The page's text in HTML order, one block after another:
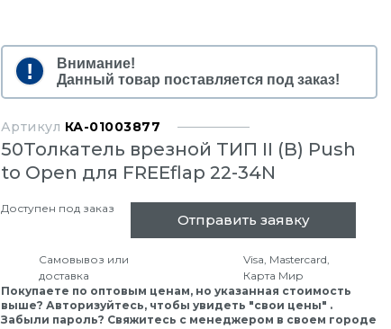
Внимание!
Данный товар поставляется под заказ!
Артикул КА-01003877
50Толкатель врезной ТИП II (В) Push
to Open для FREEflap 22-34N
Доступен под заказ
Отправить заявку
Самовывоз или
доставка
Visa, Mastercard,
Карта Мир
Покупаете по оптовым ценам, но указанная стоимость
выше? Авторизуйтесь, чтобы увидеть "свои цены" .
Забыли пароль? Свяжитесь с менеджером в своем городе